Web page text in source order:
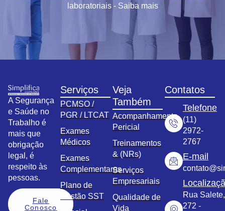
laboratoriais - Saiba mais
A Segurança
e Saúde no
Trabalho é
mais que
obrigação
legal, é
respeito às
pessoas.
Fale
Conosco
Serviços
PCMSO /
PGR / LTCAT
Exames
Médicos
Exames
Complementares
Plano de
Gestão SST
Veja
Também
Acompanhamento
Pericial
Treinamentos
& (NRs)
Serviços
Empresariais
Qualidade de
Vida
Contatos
Telefone
(11)
2972-
2767
E-mail
Rua Salete,
272 -